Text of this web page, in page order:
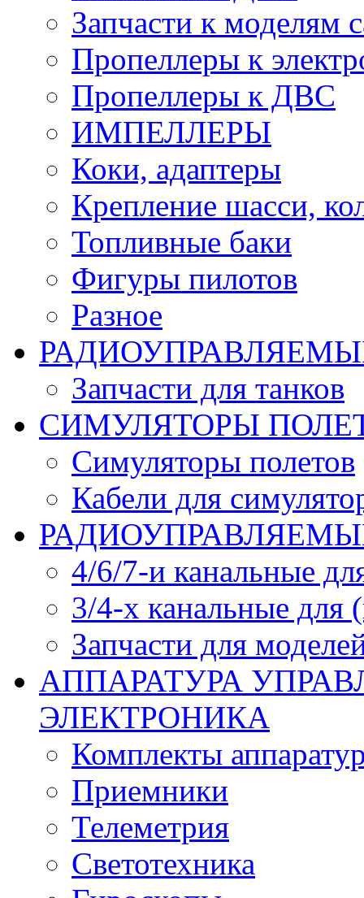
Запчасти к моделям
Пропеллеры к
Пропеллеры к ДВС
ИМПЕЛЛЕРЫ
Коки, адаптеры
Крепление шасси,
Топливные баки
Фигуры пилотов
Разное
Запчасти для танков
СИМУЛЯТОРЫ
Симуляторы полетов
Кабели для
4/6/7-и канальные
3/4-х канальные
Запчасти для
АППАРАТУРА
ЭЛЕКТРОНИКА
Комплекты
Приемники
Телеметрия
Светотехника